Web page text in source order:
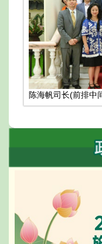
陈海帆司长(前排中